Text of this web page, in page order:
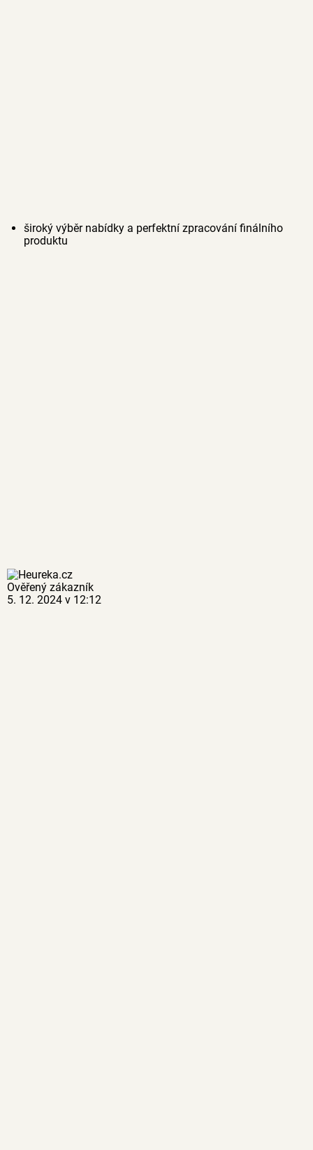
široký výběr nabídky a perfektní zpracování finálního
produktu
Ověřený zákazník
5. 12. 2024 v 12:12